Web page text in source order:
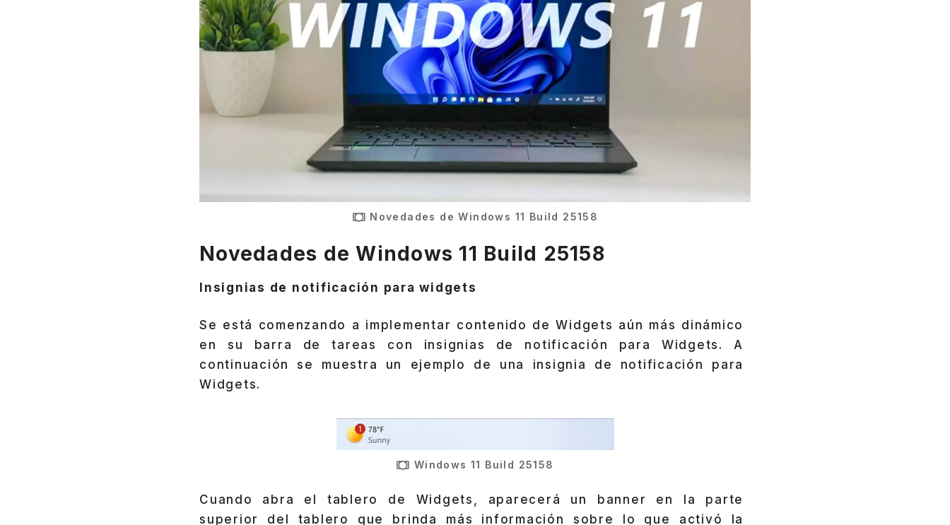
Novedades de Windows 11 Build 25158
Novedades de Windows 11 Build 25158
Insignias de notificación para widgets
Se está comenzando a implementar contenido de Widgets aún más dinámico
en su barra de tareas con insignias de notificación para Widgets. A
continuación se muestra un ejemplo de una insignia de notificación para
Widgets.
Windows 11 Build 25158
Cuando abra el tablero de Widgets, aparecerá un banner en la parte
superior del tablero que brinda más información sobre lo que activó la